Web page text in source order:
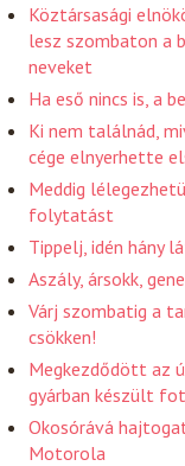
Köztársasági
lesz szombaton a
neveket
Ha eső nincs is, a
Ki nem találnád,
cége elnyerhette
Meddig
folytatást
Tippelj, idén hány
Aszály, ársokk,
Várj szombatig a
csökken!
Megkezdődött az
gyárban készült
Okosórává
Motorola